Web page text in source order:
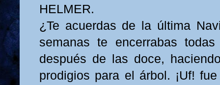
HELMER.
¿Te acuerdas de la última
semanas te encerrabas
después de las doce,
prodigios para el árbol. ¡Uf!